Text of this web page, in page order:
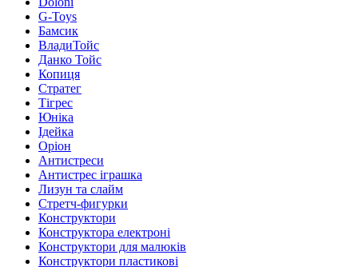
G-Toys
Бамсик
ВладиТойс
Данко Тойс
Копиця
Стратег
Тігрес
Юніка
Ідейка
Оріон
Антистреси
Антистрес іграшка
Лизун та слайм
Стретч-фигурки
Конструктори
Конструктора електроні
Конструктори для малюків
Конструктори пластикові